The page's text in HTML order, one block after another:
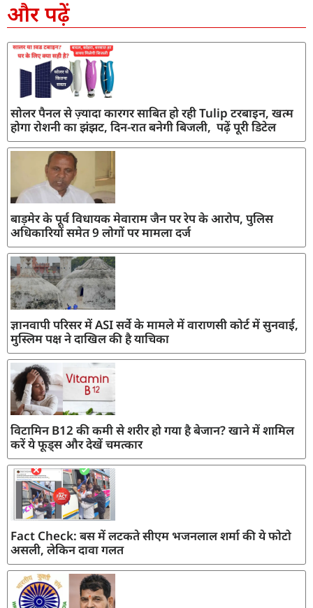
और पढ़ें
सोलर पैनल से ज़्यादा कारगर साबित हो रही Tulip टरबाइन, खत्म
होगा रोशनी का झंझट, दिन-रात बनेगी बिजली, पढ़ें पूरी डिटेल
बाड़मेर के पूर्व विधायक मेवाराम जैन पर रेप के आरोप, पुलिस
अधिकारियों समेत 9 लोगों पर मामला दर्ज
ज्ञानवापी परिसर में ASI सर्वे के मामले में वाराणसी कोर्ट में सुनवाई,
मुस्लिम पक्ष ने दाखिल की है याचिका
विटामिन B12 की कमी से शरीर हो गया है बेजान? खाने में शामिल
करें ये फूड्स और देखें चमत्कार
Fact Check: बस में लटकते सीएम भजनलाल शर्मा की ये फोटो
असली, लेकिन दावा गलत